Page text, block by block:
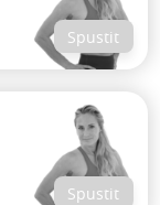
Spustit
Spustit